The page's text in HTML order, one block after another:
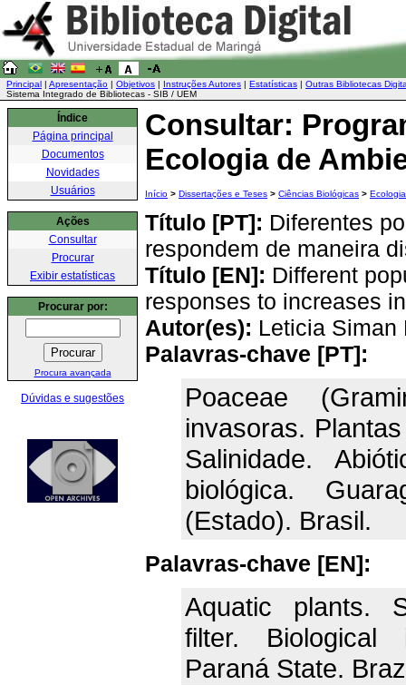
Principal | Apresentação | Objetivos | Instruções Autores | Estatísticas | Outras Bibliotecas
Sistema Integrado de Bibliotecas - SIB / UEM
Índice
Página principal
Documentos
Novidades
Usuários
Ações
Consultar
Procurar
Exibir estatísticas
Procurar por:
Procura avançada
Dúvidas e sugestões
Consultar:
Ecologia de
Início > Dissertações e Teses > Ciências Biológicas > Ecologia
Título [PT]: Diferentes
respondem de maneira
Título [EN]: Different
responses to increases
Autor(es): Leticia Siman
Palavras-chave [PT]:
Poaceae
invasoras.
Salinidade.
biológica.
(Estado). Brasil.
Palavras-chave [EN]:
Aquatic plants.
filter. Biological
Paraná State.